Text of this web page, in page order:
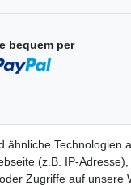
bequem per
ähnliche
(z.B. IP-
Zugriffe auf